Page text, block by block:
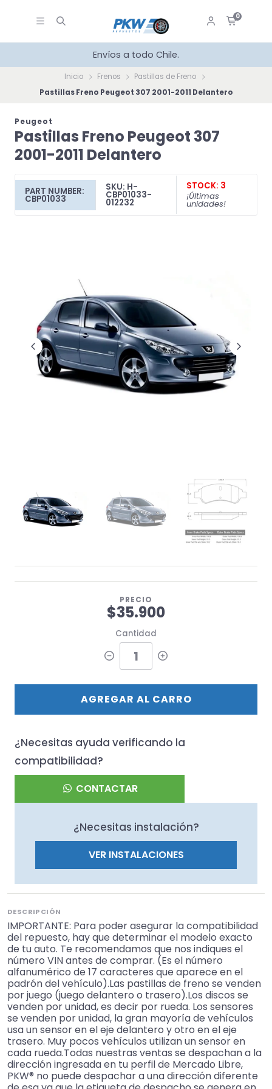
0
Envíos a todo Chile.
Inicio Frenos
Pastillas de Freno
Pastillas Freno Peugeot 307 2001-2011 Delantero
Peugeot
Pastillas Freno Peugeot 307
2001-2011 Delantero
PART NUMBER:
CBP01033
SKU: H-
CBP01033-
012232
STOCK: 3
¡Últimas
unidades!
PRECIO
$35.900
Cantidad
AGREGAR AL CARRO
¿Necesitas ayuda verificando la
compatibilidad?
CONTACTAR
¿Necesitas instalación?
VER INSTALACIONES
DESCRIPCIÓN
IMPORTANTE: Para poder asegurar la compatibilidad
del repuesto, hay que determinar el modelo exacto
de tu auto. Te recomendamos que nos indiques el
número VIN antes de comprar. (Es el número
alfanumérico de 17 caracteres que aparece en el
padrón del vehículo).Las pastillas de freno se venden
por juego (juego delantero o trasero).Los discos se
venden por unidad, es decir por rueda. Los sensores
se venden por unidad, la gran mayoría de vehículos
usa un sensor en el eje delantero y otro en el eje
trasero. Muy pocos vehículos utilizan un sensor en
cada rueda.Todas nuestras ventas se despachan a la
dirección ingresada en tu perfil de Mercado Libre,
PKW® no puede despachar a una dirección diferente